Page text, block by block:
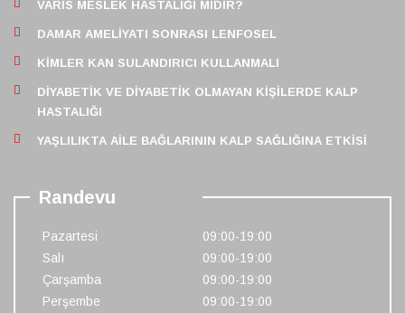
VARIS MESLEK HASTALIĞI MIDIR?
DAMAR AMELIYATI SONRASI LENFOSEL
KIMLER KAN SULANDIRICI KULLANMALI
DIYABETIK VE DIYABETIK OLMAYAN KIŞILERDE KALP
HASTALIĞI
YAŞLILIKTA AILE BAĞLARININ KALP SAĞLIĞINA ETKISI
Randevu
Pazartesi
09:00-19:00
Salı
09:00-19:00
Çarşamba
09:00-19:00
Perşembe
09:00-19:00